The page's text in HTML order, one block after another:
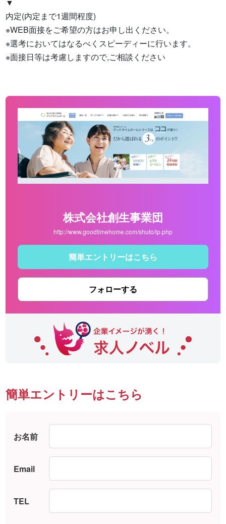
▼
内定(内定まで1週間程度)
※WEB面接をご希望の方はお申し出ください。
※選考においてはなるべくスピーディーに行います。
※面接日等は考慮しますので,ご相談ください
株式会社創生事業団
http://www.goodtimehome.com/shuto/lp.php
簡単エントリーはこちら
フォローする
簡単エントリーはこちら
お名前
Email
TEL